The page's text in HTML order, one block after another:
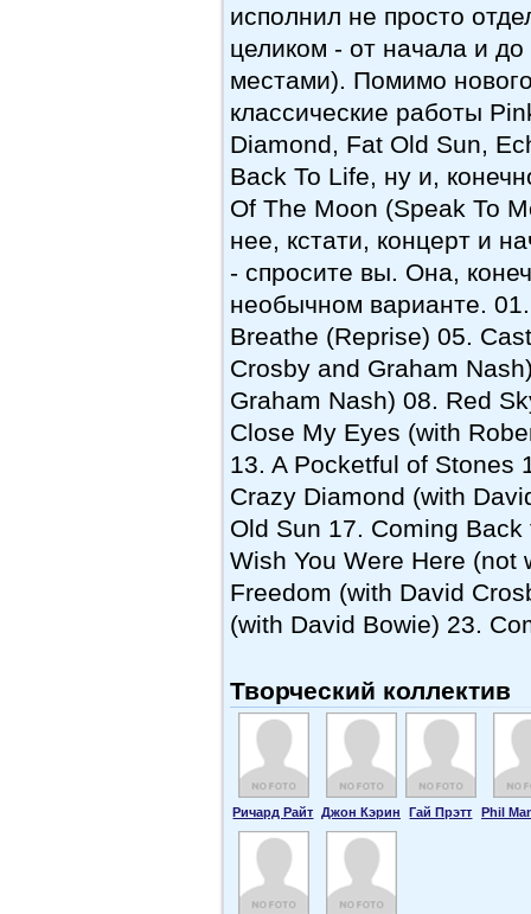
исполнил не просто
целиком - от начала и
местами). Помимо
классические работы
Diamond, Fat Old Sun,
Back To Life, ну и,
Of The Moon (Speak To
нее, кстати, концерт и
- спросите вы. Она,
необычном варианте.
Breathe (Reprise) 05.
Crosby and Graham
Graham Nash) 08. Red
Close My Eyes (with
13. A Pocketful of Stones
Crazy Diamond (with
Old Sun 17. Coming
Wish You Were Here (not
Freedom (with David
(with David Bowie) 23.
Творческий коллектив
Ричард Райт Джон Кэрин Гай Прэтт Phil